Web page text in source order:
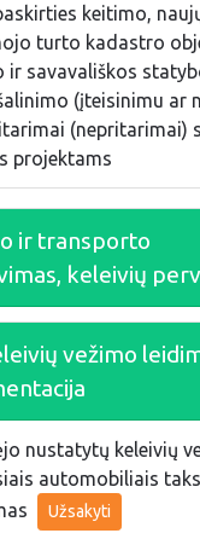
keitimo,
turto kadastro
ir savavališkos
(įteisinimu ar
(nepritarimai)
projektams
ir transporto
keleivių
vežimo
nustatytų keleivių
automobiliais
Užsakyti